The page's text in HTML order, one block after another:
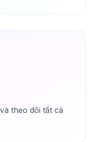
theo dõi tất cả